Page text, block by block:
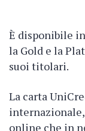
È disponibile
la Gold e la
suoi titolari.
La carta
online che in